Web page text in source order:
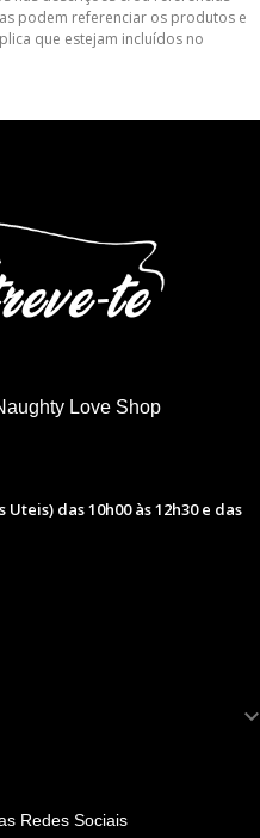
podem referenciar os produtos e
que estejam incluídos no
Love Shop
das 10h00 às 12h30 e das
Redes Sociais